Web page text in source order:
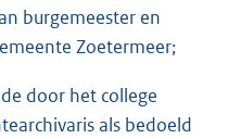
burgemeester en
Zoetermeer;
door het college
als bedoeld